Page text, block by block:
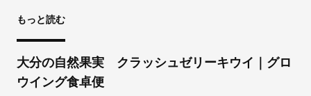
もっと読む
大分の自然果実 クラッシュゼリーキウイ｜グロ
ウイング食卓便